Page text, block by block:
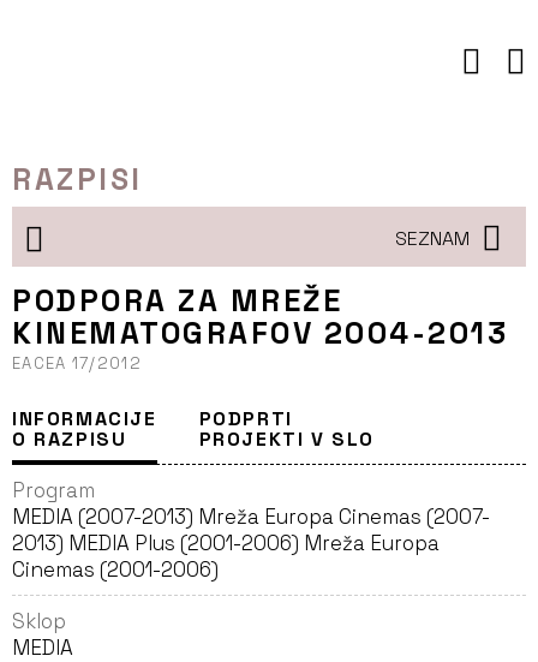
RAZPISI
SEZNAM
PODPORA ZA MREŽE
KINEMATOGRAFOV 2004-2013
EACEA 17/2012
INFORMACIJE
O RAZPISU
PODPRTI
PROJEKTI V SLO
Program
MEDIA (2007-2013) Mreža Europa Cinemas (2007-
2013) MEDIA Plus (2001-2006) Mreža Europa
Cinemas (2001-2006)
Sklop
MEDIA